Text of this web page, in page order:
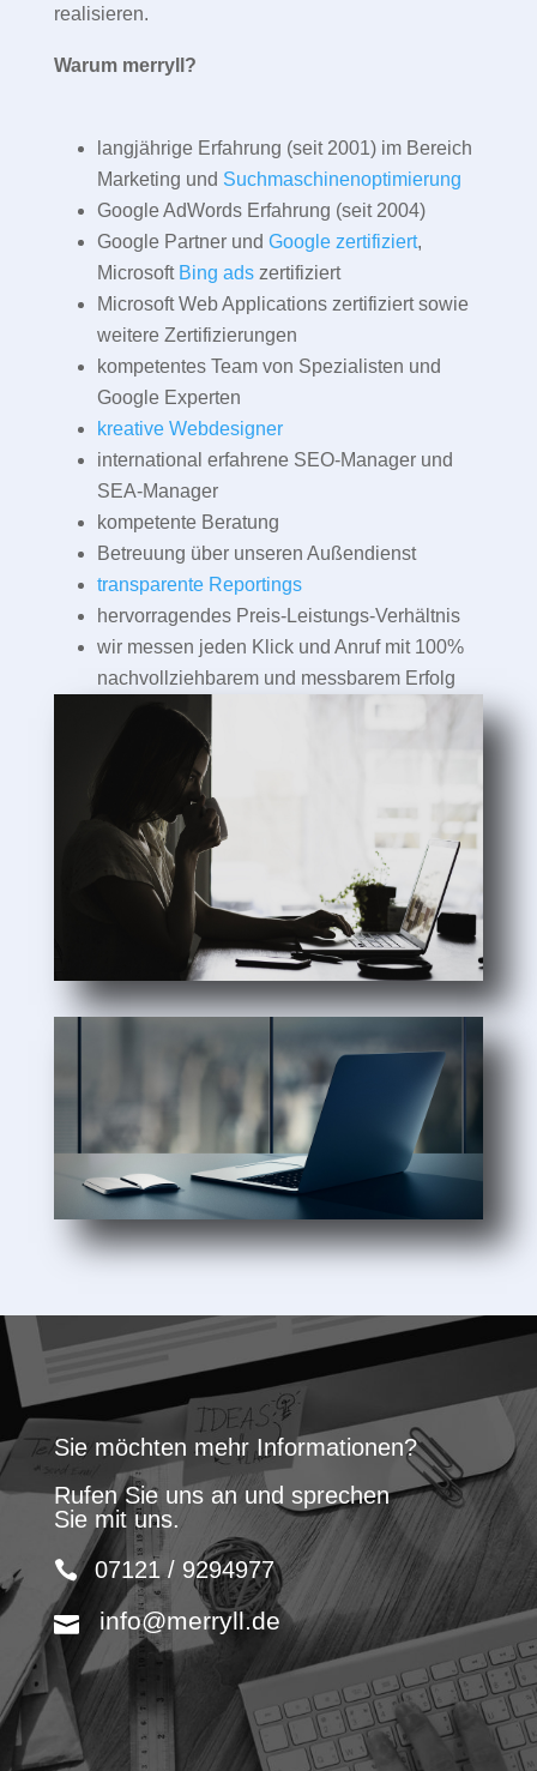
realisieren.
Warum merryll?
langjährige Erfahrung (seit 2001) im Bereich
Marketing und Suchmaschinenoptimierung
Google AdWords Erfahrung (seit 2004)
Google Partner und Google zertifiziert,
Microsoft Bing adszertifiziert
Microsoft Web Applications zertifiziert sowie
weitere Zertifizierungen
kompetentes Team von Spezialisten und
Google Experten
kreative Webdesigner
international erfahrene SEO-Manager und
SEA-Manager
kompetente Beratung
Betreuung über unseren Außendienst
transparente Reportings
hervorragendes Preis-Leistungs-Verhältnis
wir messen jeden Klick und Anruf mit 100%
nachvollziehbarem und messbarem Erfolg
Sie möchten mehr Informationen?
Rufen Sie uns an und sprechen
Sie mit uns.
07121 / 9294977
info@merryll.de